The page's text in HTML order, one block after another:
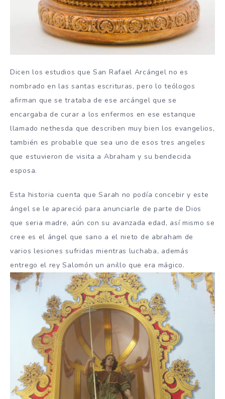
Dicen los estudios que San Rafael Arcángel no es
nombrado en las santas escrituras, pero lo teólogos
afirman que se trataba de ese arcángel que se
encargaba de curar a los enfermos en ese estanque
llamado nethesda que describen muy bien los evangelios,
también es probable que sea uno de esos tres angeles
que estuvieron de visita a Abraham y su bendecida
esposa.
Esta historia cuenta que Sarah no podía concebir y este
ángel se le apareció para anunciarle de parte de Dios
que seria madre, aún con su avanzada edad, así mismo se
cree es el ángel que sano a el nieto de abraham de
varios lesiones sufridas mientras luchaba, además
entrego el rey Salomón un anillo que era mágico.